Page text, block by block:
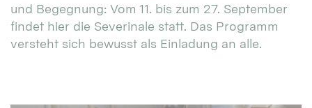
und Begegnung: Vom 11. bis zum 27. September
findet hier die Severinale statt. Das Programm
versteht sich bewusst als Einladung an alle.